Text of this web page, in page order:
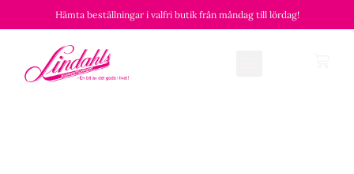
Hämta beställningar i valfri butik från måndag till lördag!